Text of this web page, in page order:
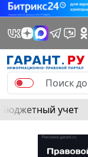
Бюджетный учет